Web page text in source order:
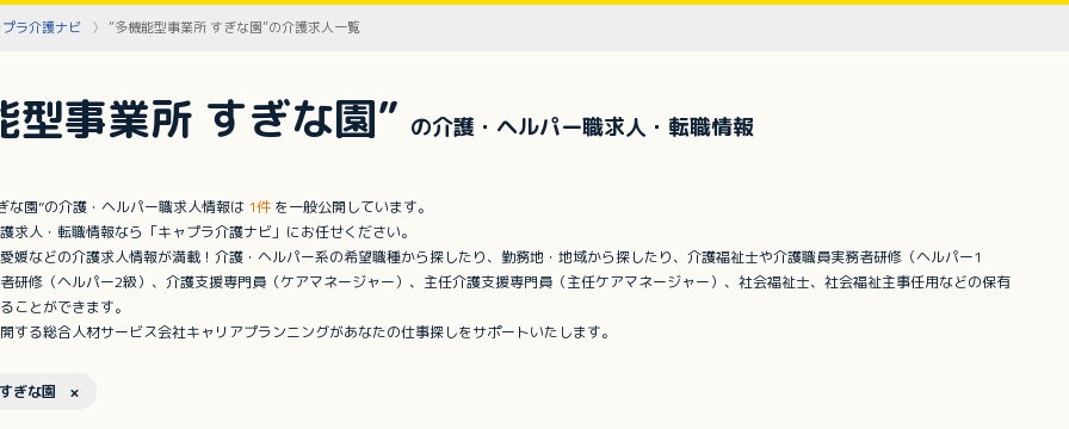
ラ介護ナビ ”多機能型事業所 すぎな園”の介護求人一覧
型事業所 すぎな園” の介護・ヘルパー職求人・転職情報
な園”の介護・ヘルパー職求人情報は 1件 を一般公開しています。
求人・転職情報なら「キャプラ介護ナビ」にお任せください。
媛などの介護求人情報が満載！介護・ヘルパー系の希望職種から探したり、勤務地・地域から探したり、介護福祉士や介護職員実務者研修（ヘルパー1
研修（ヘルパー2級）、介護支援専門員（ケアマネージャー）、主任介護支援専門員（主任ケアマネージャー）、社会福祉士、社会福祉主事任用などの保有
ことができます。
する総合人材サービス会社キャリアプランニングがあなたの仕事探しをサポートいたします。
すぎな園 ×